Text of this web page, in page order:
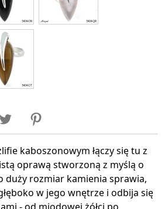
Tweetuj
kaboszonowym łączy się tu z
oprawą stworzoną z myślą o
duży rozmiar kamienia sprawia,
w jego wnętrze i odbija się